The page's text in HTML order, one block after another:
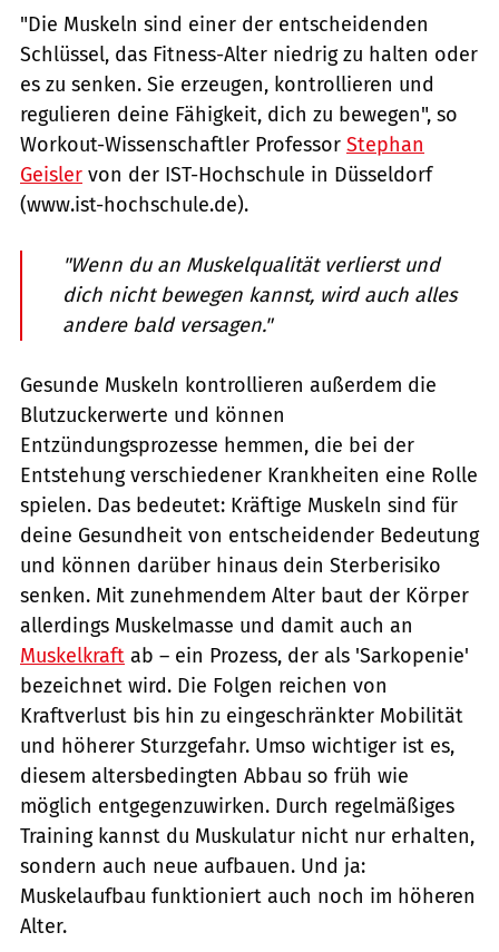
"Die Muskeln sind einer der entscheidenden
Schlüssel, das Fitness-Alter niedrig zu halten oder
es zu senken. Sie erzeugen, kontrollieren und
regulieren deine Fähigkeit, dich zu bewegen", so
Workout-Wissenschaftler Professor Stephan
Geisler von der IST-Hochschule in Düsseldorf
(www.ist-hochschule.de).
"Wenn du an Muskelqualität verlierst und
dich nicht bewegen kannst, wird auch alles
andere bald versagen."
Gesunde Muskeln kontrollieren außerdem die
Blutzuckerwerte und können
Entzündungsprozesse hemmen, die bei der
Entstehung verschiedener Krankheiten eine Rolle
spielen. Das bedeutet: Kräftige Muskeln sind für
deine Gesundheit von entscheidender Bedeutung
und können darüber hinaus dein Sterberisiko
senken. Mit zunehmendem Alter baut der Körper
allerdings Muskelmasse und damit auch an
Muskelkraft ab – ein Prozess, der als 'Sarkopenie'
bezeichnet wird. Die Folgen reichen von
Kraftverlust bis hin zu eingeschränkter Mobilität
und höherer Sturzgefahr. Umso wichtiger ist es,
diesem altersbedingten Abbau so früh wie
möglich entgegenzuwirken. Durch regelmäßiges
Training kannst du Muskulatur nicht nur erhalten,
sondern auch neue aufbauen. Und ja:
Muskelaufbau funktioniert auch noch im höheren
Alter.